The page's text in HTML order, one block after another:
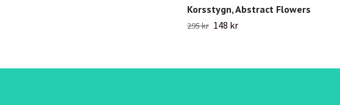
Korsstygn, Abstract Flowers
295 kr 148 kr